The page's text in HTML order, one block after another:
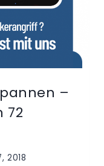
–
72
2018